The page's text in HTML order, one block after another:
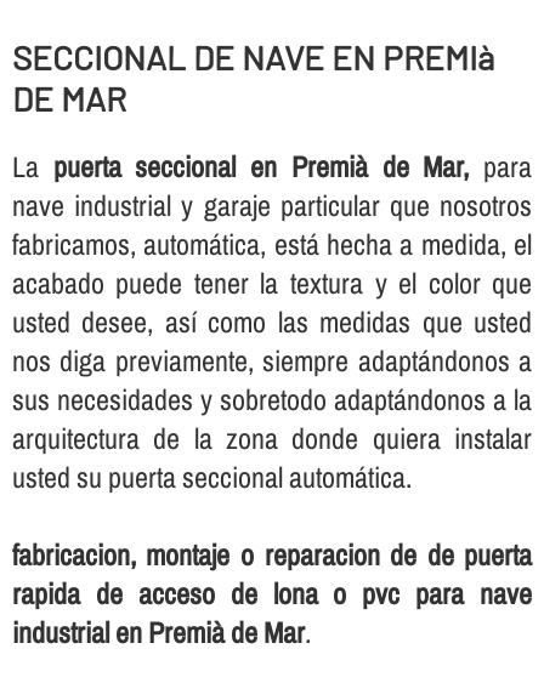
SECCIONAL DE NAVE EN PREMIà
DE MAR
La puerta seccional en Premià de Mar, para
nave industrial y garaje particular que nosotros
fabricamos, automática, está hecha a medida, el
acabado puede tener la textura y el color que
usted desee, así­ como las medidas que usted
nos diga previamente, siempre adaptándonos a
sus necesidades y sobretodo adaptándonos a la
arquitectura de la zona donde quiera instalar
usted su puerta seccional automática.
fabricacion, montaje o reparacion de de puerta
rapida de acceso de lona o pvc para nave
industrial en Premià de Mar.